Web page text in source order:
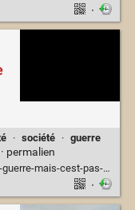
·
· société · guerre
permalien
clair-ledito-de-charles-sannat/
·